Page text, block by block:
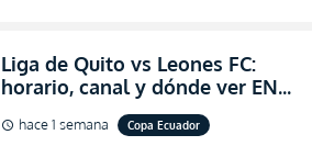
Liga de Quito vs Leones FC:
horario, canal y dónde ver EN
VIVO los octavos de final de la
Copa Ecuador 2026
schedule hace 1 semana Copa Ecuador